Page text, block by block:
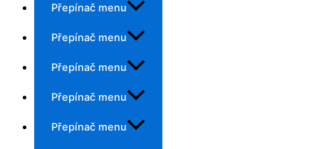
Přepínač menu
Přepínač menu
Přepínač menu
Přepínač menu
Přepínač menu